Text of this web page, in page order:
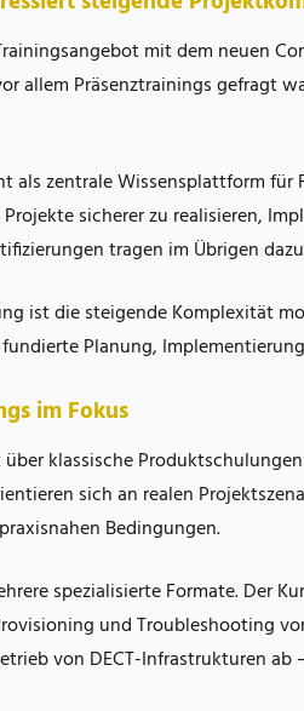
mit dem neuen
allem Präsenztrainings gefragt
als zentrale Wissensplattform
sicherer zu realisieren,
tragen im Übrigen
ist die steigende Komplexität
Planung,
im Fokus
klassische
sich an realen
Bedingungen.
spezialisierte Formate. Der
und Troubleshooting
von DECT-Infrastrukturen